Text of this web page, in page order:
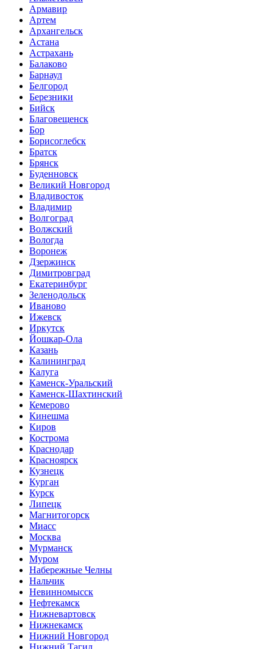
Армавир
Артем
Архангельск
Астана
Астрахань
Балаково
Барнаул
Белгород
Березники
Бийск
Благовещенск
Бор
Борисоглебск
Братск
Брянск
Буденновск
Великий Новгород
Владивосток
Владимир
Волгоград
Волжский
Вологда
Воронеж
Дзержинск
Димитровград
Екатеринбург
Зеленодольск
Иваново
Ижевск
Иркутск
Йошкар-Ола
Казань
Калининград
Калуга
Каменск-Уральский
Каменск-Шахтинский
Кемерово
Кинешма
Киров
Кострома
Краснодар
Красноярск
Кузнецк
Курган
Курск
Липецк
Магнитогорск
Миасс
Москва
Мурманск
Муром
Набережные Челны
Нальчик
Невинномысск
Нефтекамск
Нижневартовск
Нижнекамск
Нижний Новгород